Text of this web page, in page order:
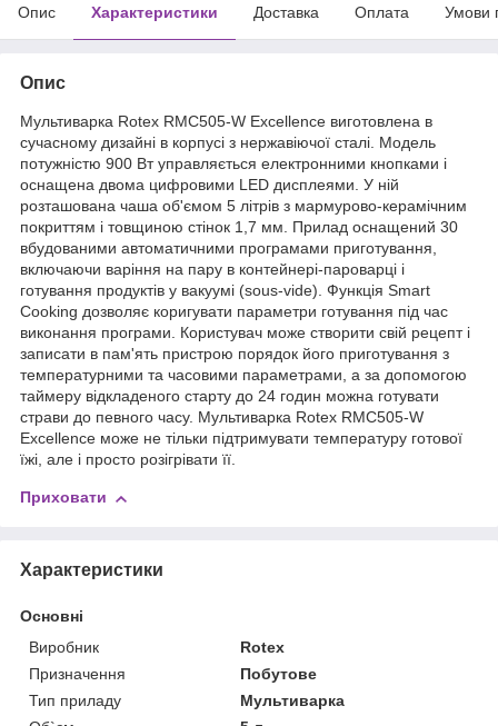
Опис Характеристики Доставка Оплата Умови
Опис
Мультиварка Rotex RMC505-W Excellence виготовлена в
сучасному дизайні в корпусі з нержавіючої сталі. Модель
потужністю 900 Вт управляється електронними кнопками і
оснащена двома цифровими LED дисплеями. У ній
розташована чаша об'ємом 5 літрів з мармурово-керамічним
покриттям і товщиною стінок 1,7 мм. Прилад оснащений 30
вбудованими автоматичними програмами приготування,
включаючи варіння на пару в контейнері-пароварці і
готування продуктів у вакуумі (sous-vide). Функція Smart
Cooking дозволяє коригувати параметри готування під час
виконання програми. Користувач може створити свій рецепт і
записати в пам'ять пристрою порядок його приготування з
температурними та часовими параметрами, а за допомогою
таймеру відкладеного старту до 24 годин можна готувати
страви до певного часу. Мультиварка Rotex RMC505-W
Excellence може не тільки підтримувати температуру готової
їжі, але і просто розігрівати її.
Приховати
Характеристики
Основні
Виробник
Rotex
Призначення
Побутове
Тип приладу
Мультиварка